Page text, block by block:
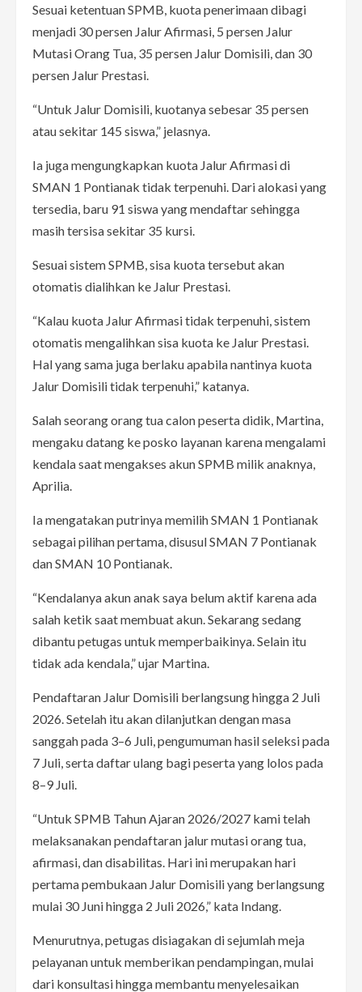
Sesuai ketentuan SPMB, kuota penerimaan dibagi
menjadi 30 persen Jalur Afirmasi, 5 persen Jalur
Mutasi Orang Tua, 35 persen Jalur Domisili, dan 30
persen Jalur Prestasi.
“Untuk Jalur Domisili, kuotanya sebesar 35 persen
atau sekitar 145 siswa,” jelasnya.
Ia juga mengungkapkan kuota Jalur Afirmasi di
SMAN 1 Pontianak tidak terpenuhi. Dari alokasi yang
tersedia, baru 91 siswa yang mendaftar sehingga
masih tersisa sekitar 35 kursi.
Sesuai sistem SPMB, sisa kuota tersebut akan
otomatis dialihkan ke Jalur Prestasi.
“Kalau kuota Jalur Afirmasi tidak terpenuhi, sistem
otomatis mengalihkan sisa kuota ke Jalur Prestasi.
Hal yang sama juga berlaku apabila nantinya kuota
Jalur Domisili tidak terpenuhi,” katanya.
Salah seorang orang tua calon peserta didik, Martina,
mengaku datang ke posko layanan karena mengalami
kendala saat mengakses akun SPMB milik anaknya,
Aprilia.
Ia mengatakan putrinya memilih SMAN 1 Pontianak
sebagai pilihan pertama, disusul SMAN 7 Pontianak
dan SMAN 10 Pontianak.
“Kendalanya akun anak saya belum aktif karena ada
salah ketik saat membuat akun. Sekarang sedang
dibantu petugas untuk memperbaikinya. Selain itu
tidak ada kendala,” ujar Martina.
Pendaftaran Jalur Domisili berlangsung hingga 2 Juli
2026. Setelah itu akan dilanjutkan dengan masa
sanggah pada 3–6 Juli, pengumuman hasil seleksi pada
7 Juli, serta daftar ulang bagi peserta yang lolos pada
8–9 Juli.
“Untuk SPMB Tahun Ajaran 2026/2027 kami telah
melaksanakan pendaftaran jalur mutasi orang tua,
afirmasi, dan disabilitas. Hari ini merupakan hari
pertama pembukaan Jalur Domisili yang berlangsung
mulai 30 Juni hingga 2 Juli 2026,” kata Indang.
Menurutnya, petugas disiagakan di sejumlah meja
pelayanan untuk memberikan pendampingan, mulai
dari konsultasi hingga membantu menyelesaikan